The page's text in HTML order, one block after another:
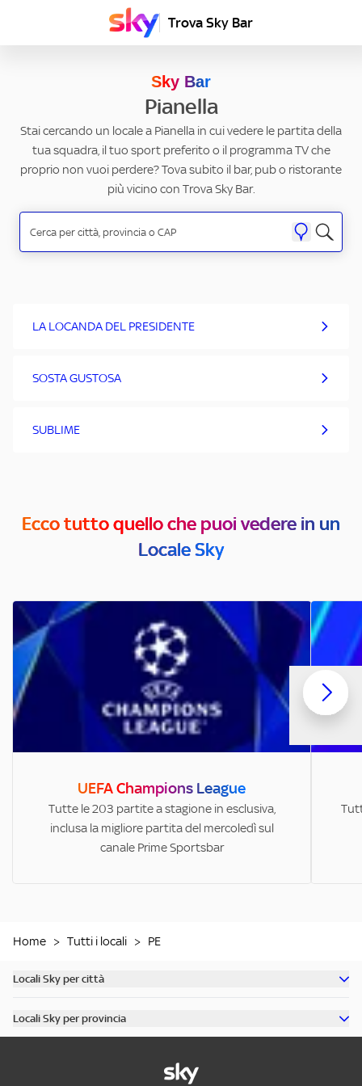
Trova Sky Bar
Sky Bar
Pianella
Stai cercando un locale a Pianella in cui vedere le partita della
tua squadra, il tuo sport preferito o il programma TV che
proprio non vuoi perdere? Tova subito il bar, pub o ristorante
più vicino con Trova Sky Bar.
LA LOCANDA DEL PRESIDENTE
SOSTA GUSTOSA
SUBLIME
Ecco tutto quello che puoi vedere in un
Locale Sky
UEFA Champions League
Tutte le 203 partite a stagione in esclusiva,
inclusa la migliore partita del mercoledì sul
canale Prime Sportsbar
Home > Tutti i locali > PE
Locali Sky per città
Scopri tutti i bar di Roma
Locali Sky per provincia
Scopri tutti i bar in provincia di Milano
Scopri tutti i bar in provincia di Roma